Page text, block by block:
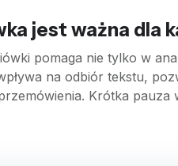
jest ważna dla
pomaga nie tylko w
na odbiór tekstu,
Krótka